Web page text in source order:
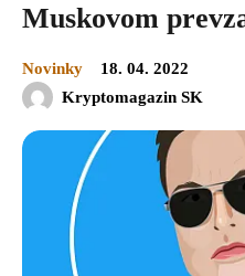
Muskovom
Novinky
18. 04. 2022
Kryptomagazin SK